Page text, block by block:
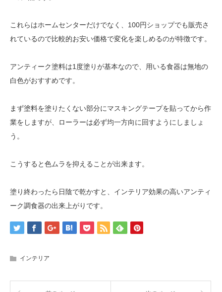
これらはホームセンターだけでなく、100円ショップでも販売さ
れているので比較的お安い価格で変化を楽しめるのが特徴です。
アンティーク塗料は1度塗りが基本なので、用いる食器は無地の
白色がおすすめです。
まず塗料を塗りたくない部分にマスキングテープを貼ってから作
業をしますが、ローラーは必ず均一方向に回すようにしましょ
う。
こうすると色ムラを抑えることが出来ます。
塗り終わったら日陰で乾かすと、インテリア効果の高いアンティ
ーク調食器の出来上がりです。
インテリア